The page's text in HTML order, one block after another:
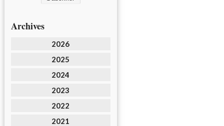
Archives
2026
2025
2024
2023
2022
2021